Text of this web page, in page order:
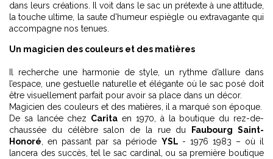
dans leurs créations. Il voit dans le sac un prétexte à une attitude,
la touche ultime, la saute d'humeur espiègle ou extravagante qui
accompagne nos tenues.
Un magicien des couleurs et des matières
Il recherche une harmonie de style, un rythme d’allure dans
l’espace, une gestuelle naturelle et élégante où le sac posé doit
être visuellement parfait pour avoir sa place dans un décor.
Magicien des couleurs et des matières, il a marqué son époque.
De sa lancée chez Carita en 1970, à la boutique du rez-de-
chaussée du célèbre salon de la rue du
Faubourg Saint-
Honoré , en passant par sa période YSL - 1976 1983 – où il
lancera des succès, tel le sac cardinal, ou sa première boutique